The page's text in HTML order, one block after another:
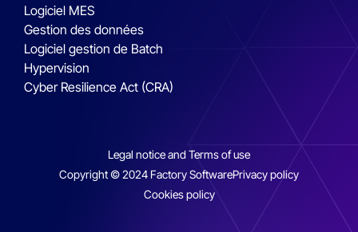
Logiciel MES
Gestion des données
Logiciel gestion de Batch
Hypervision
Cyber Resilience Act (CRA)
Legal notice and Terms of use
Copyright © 2024 Factory SoftwarePrivacy policy
Cookies policy